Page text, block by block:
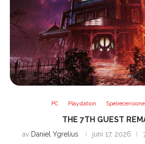
PC Playstation
THE 7TH GUEST
av Daniel Ygrelius juni 17, 2026